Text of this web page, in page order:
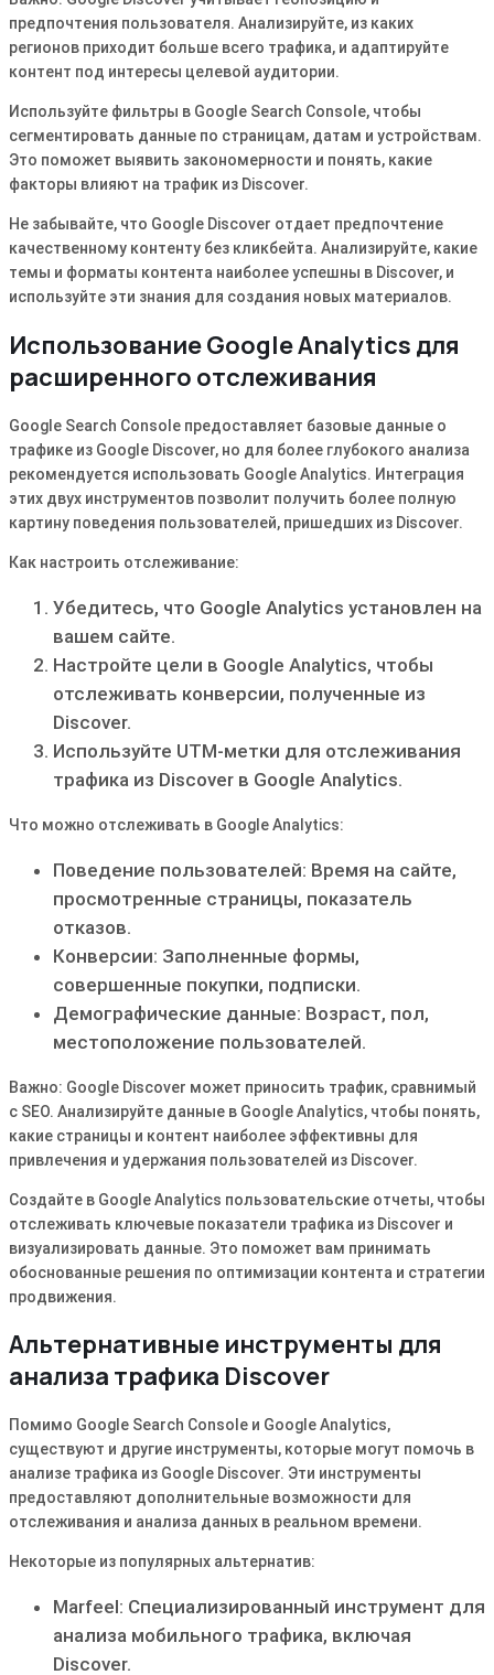
предпочтения пользователя. Анализируйте, из каких
регионов приходит больше всего трафика, и адаптируйте
контент под интересы целевой аудитории.
Используйте фильтры в Google Search Console, чтобы
сегментировать данные по страницам, датам и устройствам.
Это поможет выявить закономерности и понять, какие
факторы влияют на трафик из Discover.
Не забывайте, что Google Discover отдает предпочтение
качественному контенту без кликбейта. Анализируйте, какие
темы и форматы контента наиболее успешны в Discover, и
используйте эти знания для создания новых материалов.
Использование Google Analytics для
расширенного отслеживания
Google Search Console предоставляет базовые данные о
трафике из Google Discover, но для более глубокого анализа
рекомендуется использовать Google Analytics. Интеграция
этих двух инструментов позволит получить более полную
картину поведения пользователей, пришедших из Discover.
Как настроить отслеживание:
Убедитесь, что Google Analytics установлен на
вашем сайте.
Настройте цели в Google Analytics, чтобы
отслеживать конверсии, полученные из
Discover.
Используйте UTM-метки для отслеживания
трафика из Discover в Google Analytics.
Что можно отслеживать в Google Analytics:
Поведение пользователей: Время на сайте,
просмотренные страницы, показатель
отказов.
Конверсии: Заполненные формы,
совершенные покупки, подписки.
Демографические данные: Возраст, пол,
местоположение пользователей.
Важно: Google Discover может приносить трафик, сравнимый
с SEO. Анализируйте данные в Google Analytics, чтобы понять,
какие страницы и контент наиболее эффективны для
привлечения и удержания пользователей из Discover.
Создайте в Google Analytics пользовательские отчеты, чтобы
отслеживать ключевые показатели трафика из Discover и
визуализировать данные. Это поможет вам принимать
обоснованные решения по оптимизации контента и стратегии
продвижения.
Альтернативные инструменты для
анализа трафика Discover
Помимо Google Search Console и Google Analytics,
существуют и другие инструменты, которые могут помочь в
анализе трафика из Google Discover. Эти инструменты
предоставляют дополнительные возможности для
отслеживания и анализа данных в реальном времени.
Некоторые из популярных альтернатив:
Marfeel: Специализированный инструмент для
анализа мобильного трафика, включая
Discover.